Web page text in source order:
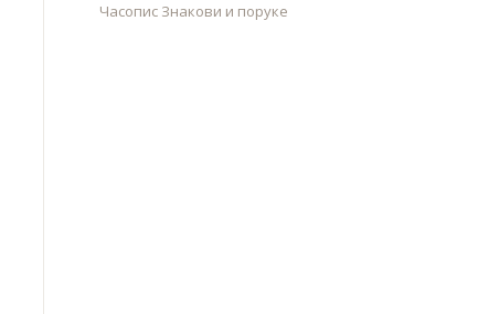
Часопис Знакови и поруке